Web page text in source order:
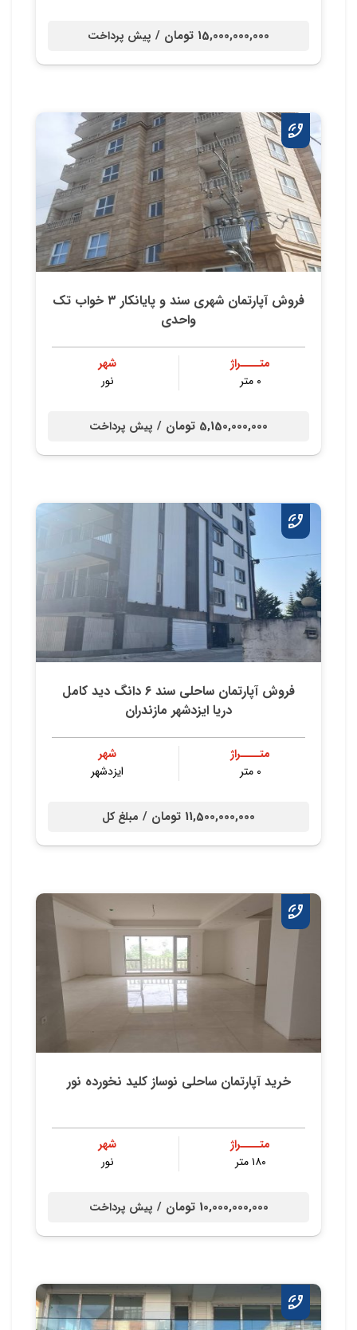
15,000,000,000 تومان / پیش پرداخت
فروش آپارتمان شهری سند و پایانکار ۳ خواب تک
واحدی
متــــراژ
۰ متر
شهر
نور
5,150,000,000 تومان / پیش پرداخت
فروش آپارتمان ساحلی سند 6 دانگ دید کامل
دریا ایزدشهر مازندران
متــــراژ
۰ متر
شهر
ایزدشهر
11,500,000,000 تومان / مبلغ کل
خرید آپارتمان ساحلی نوساز کلید نخورده نور
متــــراژ
۱۸۰ متر
شهر
نور
10,000,000,000 تومان / پیش پرداخت